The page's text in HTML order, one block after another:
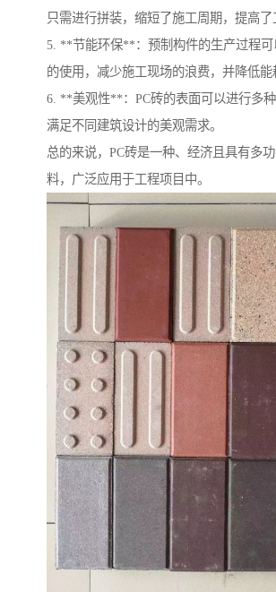
只需进行拼装，缩短了施工周期，提高了
5. **节能环保**：预制构件的生产过程可
的使用，减少施工现场的浪费，并降低能
6. **美观性**：PC砖的表面可以进行多种
满足不同建筑设计的美观需求。
总的来说，PC砖是一种、经济且具有多
料，广泛应用于工程项目中。